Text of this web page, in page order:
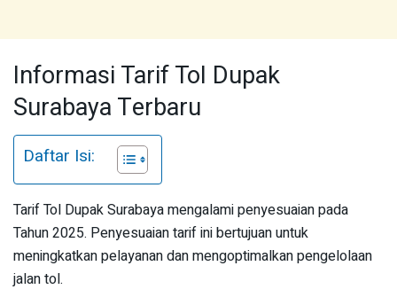
Informasi Tarif Tol Dupak
Surabaya Terbaru
Daftar Isi:
Tarif Tol Dupak Surabaya mengalami penyesuaian pada
Tahun 2025. Penyesuaian tarif ini bertujuan untuk
meningkatkan pelayanan dan mengoptimalkan pengelolaan
jalan tol.